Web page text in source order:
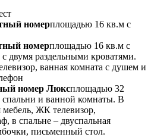
номерплощадью 16 кв.м с
номерплощадью 16 кв.м с
двумя раздельными кроватями.
ванная комната с душем и
номер Люксплощадью 32
и ванной комнаты. В
мебель, ЖК телевизор,
в спальне – двуспальная
письменный стол.